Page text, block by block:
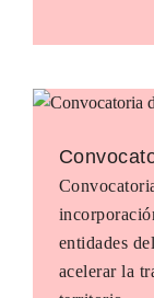
entidades
acelerar la